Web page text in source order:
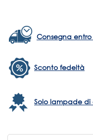
Consegna entro
Sconto fedeltà
Solo lampade